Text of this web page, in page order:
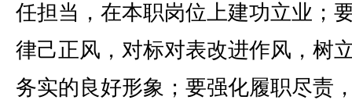
任担当，在本职岗位上建功立业；
律己正风，对标对表改进作风，树
务实的良好形象；要强化履职尽责